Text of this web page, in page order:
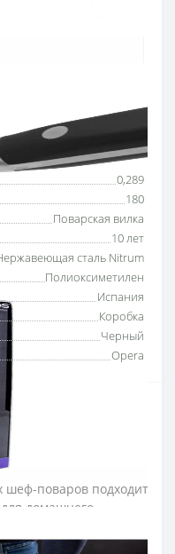
Все характеристики
0,289
180
Поварская вилка
10 лет
сталь Nitrum
Полиоксиметилен
Испания
Коробка
Черный
Opera
рассрочка
овощами и
или жарки.
шеф-поваров подходит
домашнего